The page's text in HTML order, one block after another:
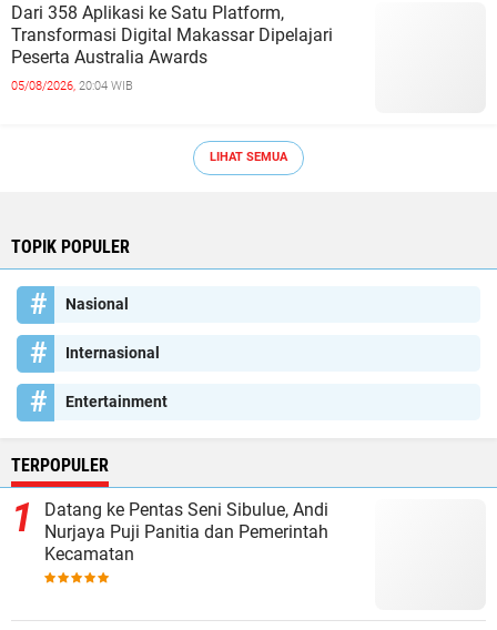
Dari 358 Aplikasi ke Satu Platform,
Transformasi Digital Makassar Dipelajari
Peserta Australia Awards
05/08/2026, 20:04 WIB
LIHAT SEMUA
TOPIK POPULER
Nasional
Internasional
Entertainment
TERPOPULER
Datang ke Pentas Seni Sibulue, Andi
Nurjaya Puji Panitia dan Pemerintah
Kecamatan